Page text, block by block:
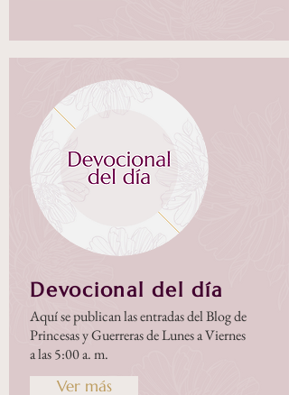
Devocional del día
Aquí se publican las entradas del Blog de
Princesas y Guerreras de Lunes a Viernes
a las 5:00 a. m.
Ver más